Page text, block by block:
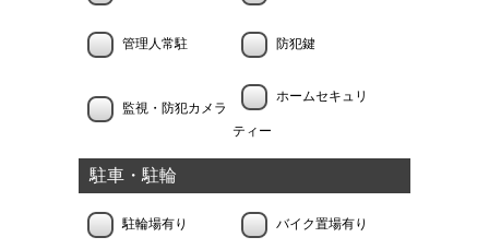
管理人常駐 防犯鍵
監視・防犯カメラ
ホームセキュリ
ティー
駐車・駐輪
駐輪場有り バイク置場有り